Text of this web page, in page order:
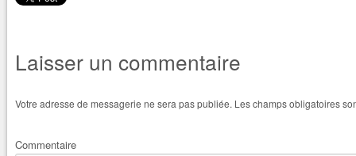
Laisser un commentaire
Votre adresse de messagerie ne sera pas publiée. Les champs obligatoires
Commentaire